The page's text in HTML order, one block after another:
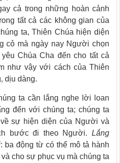
cả trong những hoàn cảnh
tất cả các không gian của
ta, Thiên Chúa hiện diện
cỏ mà ngày nay Người chọn
Chúa Cha đến cho tất cả
như vậy với cách của Thiên
dịu dàng.
ta cần lắng nghe lời loan
đến với chúng ta; chúng ta
sự hiện diện của Người và
bước đi theo Người. Lắng
: ba động từ có thể mô tả hành
cho sự phục vụ mà chúng ta